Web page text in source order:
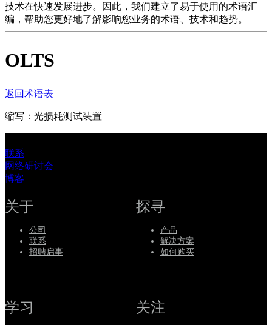
解
决
案
持
务
何
购
买
资
公
技术在快速发展进步。因此，我们建立了易于使用的术语汇
编，帮助您更好地了解影响您业务的术语、技术和趋势。
OLTS
返回术语表
缩写：光损耗测试装置
联系
网络研讨会
博客
关于
公司
联系
招聘启事
探寻
产品
解决方案
如何购买
学习 关注